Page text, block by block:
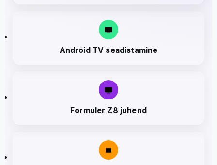
Android TV seadistamine
Formuler Z8 juhend